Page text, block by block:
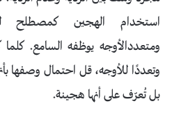
استخدام الهجين
ومتعددالأوجه يوظفه السامع. كلما
وتعددًا للأوجه، قل احتمال وصفها
بل تُعرّف على أنها هجينة.